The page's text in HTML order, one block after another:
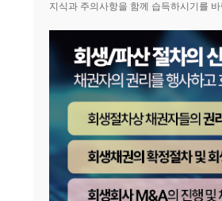
지식과 주의사항을 함께 습득하시기를